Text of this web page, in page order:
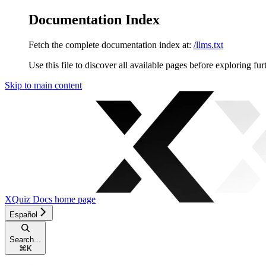
Documentation Index
Fetch the complete documentation index at: /llms.txt
Use this file to discover all available pages before exploring
Skip to main content
XQuiz Docs home page
Español
Search...
⌘ K